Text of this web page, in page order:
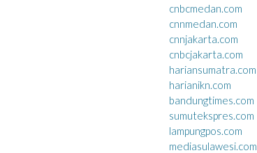
cnbcmedan.com
cnnmedan.com
cnnjakarta.com
cnbcjakarta.com
hariansumatra.com
harianikn.com
bandungtimes.com
sumutekspres.com
lampungpos.com
mediasulawesi.com